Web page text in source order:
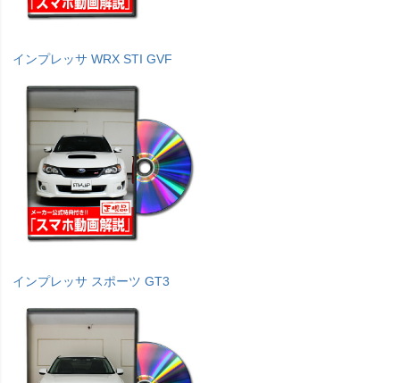
インプレッサ WRX STI GVF
インプレッサ スポーツ GT3